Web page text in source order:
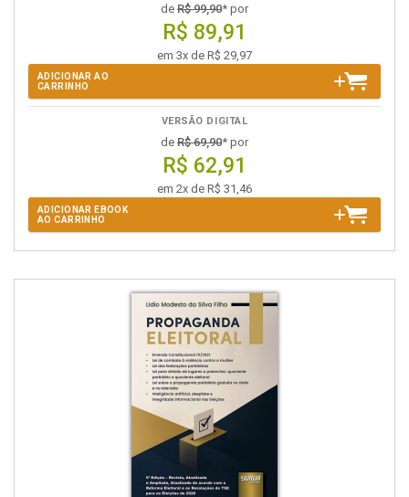
de R$ 99,90* por
R$ 89,91
em 3x de R$ 29,97
ADICIONAR AO
CARRINHO
VERSÃO DIGITAL
de R$ 69,90* por
R$ 62,91
em 2x de R$ 31,46
ADICIONAR EBOOK
AO CARRINHO